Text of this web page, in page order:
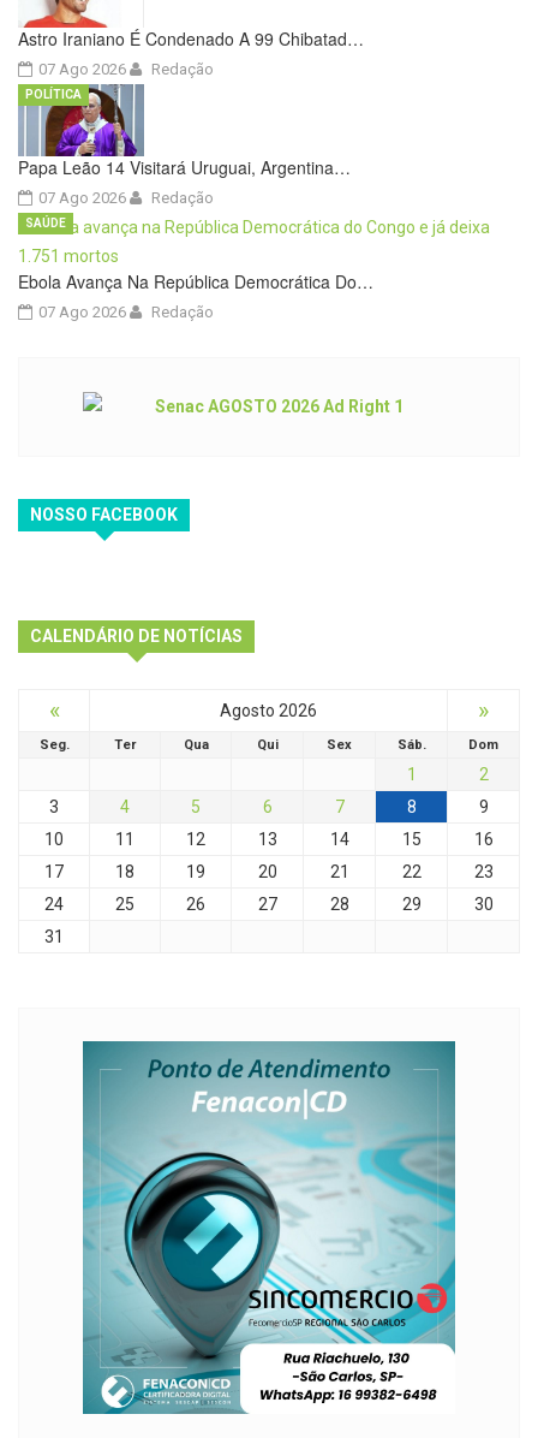
Astro Iraniano É Condenado A 99 Chibatad…
07 Ago 2026 Redação
Papa Leão 14 Visitará Uruguai, Argentina…
07 Ago 2026
POLÍTICA
Redação
Ebola Avança Na República Democrática Do…
07 Ago 2026
SAÚDE
Redação
NOSSO FACEBOOK
CALENDÁRIO DE NOTÍCIAS
« Agosto 2026 »
Seg. Ter Qua Qui Sex Sáb. Dom
1
2
3
4 5 6 7 8
9
10
11 12 13 14 15
16
17
18 19 20 21 22
23
24
25 26 27 28 29
30
31